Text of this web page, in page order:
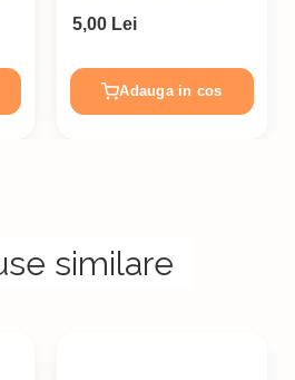
mm
5,00 Lei
Adauga in cos
similare